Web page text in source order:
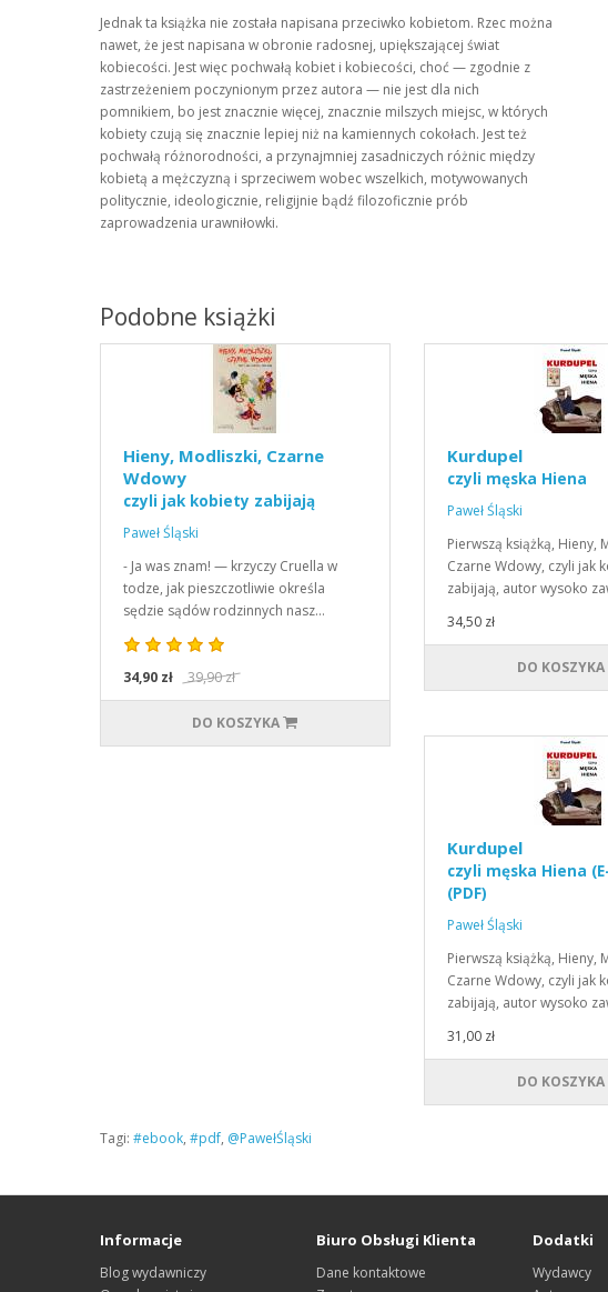
Jednak ta książka nie została napisana przeciwko kobietom. Rzec można
nawet, że jest napisana w obronie radosnej, upiększającej świat
kobiecości. Jest więc pochwałą kobiet i kobiecości, choć — zgodnie z
zastrzeżeniem poczynionym przez autora — nie jest dla nich
pomnikiem, bo jest znacznie więcej, znacznie milszych miejsc, w których
kobiety czują się znacznie lepiej niż na kamiennych cokołach. Jest też
pochwałą różnorodności, a przynajmniej zasadniczych różnic między
kobietą a mężczyzną i sprzeciwem wobec wszelkich, motywowanych
politycznie, ideologicznie, religijnie bądź filozoficznie prób
zaprowadzenia urawniłowki.
Podobne książki
Hieny, Modliszki, Czarne
Wdowy
czyli jak kobiety zabijają
Paweł Śląski
- Ja was znam! — krzyczy Cruella w
todze, jak pieszczotliwie określa
sędzie sądów rodzinnych nasz…
34,90 zł 39,90 zł
DO KOSZYKA
Kurdupel
czyli męska Hiena
Paweł Śląski
Pierwszą książką, Hieny,
Czarne Wdowy, czyli jak
zabijają, autor wysoko
34,50 zł
DO KOSZYKA
Kurdupel
czyli męska Hiena
(PDF)
Paweł Śląski
Pierwszą książką, Hieny,
Czarne Wdowy, czyli jak
zabijają, autor wysoko
31,00 zł
DO KOSZYKA
Tagi: #ebook, #pdf, @PawełŚląski
Informacje
Blog wydawniczy
Biuro Obsługi Klienta
Dane kontaktowe
Dodatki
Wydawcy